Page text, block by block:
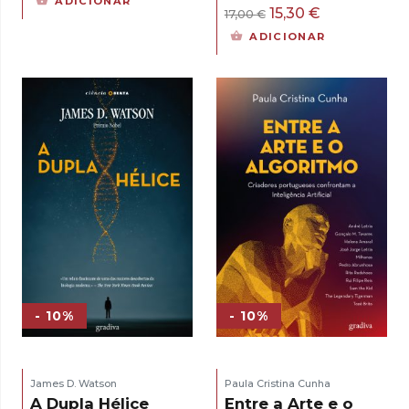
17,00€ O
preço
era:
17,00 €.
15,30 €O
preço
é:
15,30 €.
ADICIONAR
- 10%
James D. Watson
A Dupla Hélice
- 10%
Paula Cristina Cunha
Entre a Arte e o